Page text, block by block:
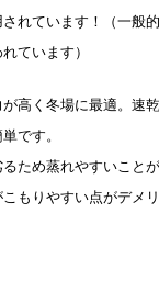
れています！（一般
ています）
が高く冬場に最適。速
です。
るため蒸れやすいこと
もりやすい点がデメ